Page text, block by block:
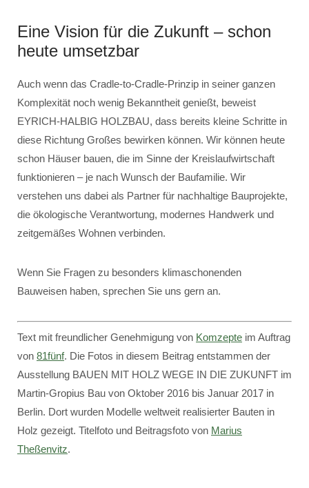
Eine Vision für die Zukunft – schon
heute umsetzbar
Auch wenn das Cradle-to-Cradle-Prinzip in seiner ganzen
Komplexität noch wenig Bekanntheit genießt, beweist
EYRICH-HALBIG HOLZBAU, dass bereits kleine Schritte in
diese Richtung Großes bewirken können. Wir können heute
schon Häuser bauen, die im Sinne der Kreislaufwirtschaft
funktionieren – je nach Wunsch der Baufamilie. Wir
verstehen uns dabei als Partner für nachhaltige Bauprojekte,
die ökologische Verantwortung, modernes Handwerk und
zeitgemäßes Wohnen verbinden.
Wenn Sie Fragen zu besonders klimaschonenden
Bauweisen haben, sprechen Sie uns gern an.
Text mit freundlicher Genehmigung von Komzepte im Auftrag
von 81fünf. Die Fotos in diesem Beitrag entstammen der
Ausstellung BAUEN MIT HOLZ WEGE IN DIE ZUKUNFT im
Martin-Gropius Bau von Oktober 2016 bis Januar 2017 in
Berlin. Dort wurden Modelle weltweit realisierter Bauten in
Holz gezeigt. Titelfoto und Beitragsfoto von Marius
Theßenvitz.